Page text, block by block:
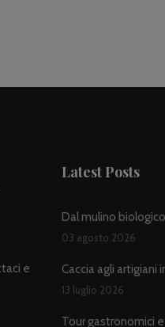
e
Latest Posts
Dal mulino
03 agosto 2026
Caccia agli artigiani
13 luglio 2026
Tour gastronomici